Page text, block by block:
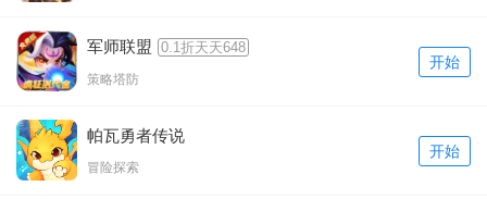
军师联盟 0.1折天天648
策略塔防
开始
帕瓦勇者传说
冒险探索
开始